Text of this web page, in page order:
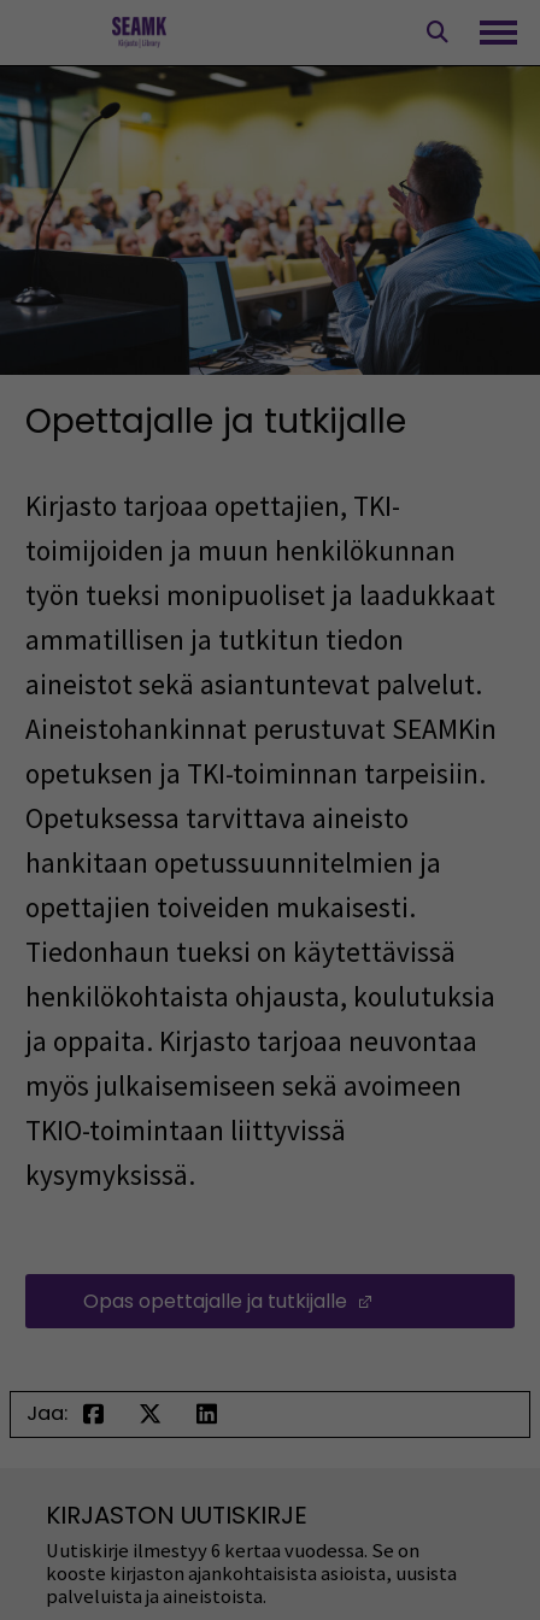
Opettajalle ja tutkijalle
Kirjasto tarjoaa opettajien, TKI-
toimijoiden ja muun henkilökunnan
työn tueksi monipuoliset ja laadukkaat
ammatillisen ja tutkitun tiedon
aineistot sekä asiantuntevat palvelut.
Aineistohankinnat perustuvat SEAMKin
opetuksen ja TKI-toiminnan tarpeisiin.
Opetuksessa tarvittava aineisto
hankitaan opetussuunnitelmien ja
opettajien toiveiden mukaisesti.
Tiedonhaun tueksi on käytettävissä
henkilökohtaista ohjausta, koulutuksia
ja oppaita. Kirjasto tarjoaa neuvontaa
myös julkaisemiseen sekä avoimeen
TKIO-toimintaan liittyvissä
kysymyksissä.
Opas opettajalle ja tutkijalle
Jaa:
KIRJASTON UUTISKIRJE
Uutiskirje ilmestyy 6 kertaa vuodessa. Se on
kooste kirjaston ajankohtaisista asioista, uusista
palveluista ja aineistoista.